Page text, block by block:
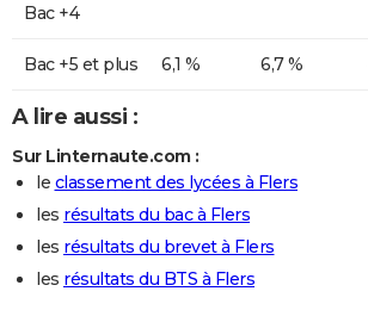
Bac +4
Bac +5 et plus 6,1 % 6,7 %
A lire aussi :
Sur Linternaute.com :
le classement des lycées à Flers
les résultats du bac à Flers
les résultats du brevet à Flers
les résultats du BTS à Flers